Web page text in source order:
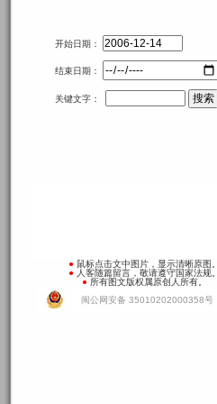
开始日期：
结束日期：
关键文字：
● 鼠标点击文中图片，显示清晰原图。
● 人客随篇留言，敬请遵守国家法规。
● 所有图文版权属原创人所有。
闽公网安备 35010202000358号